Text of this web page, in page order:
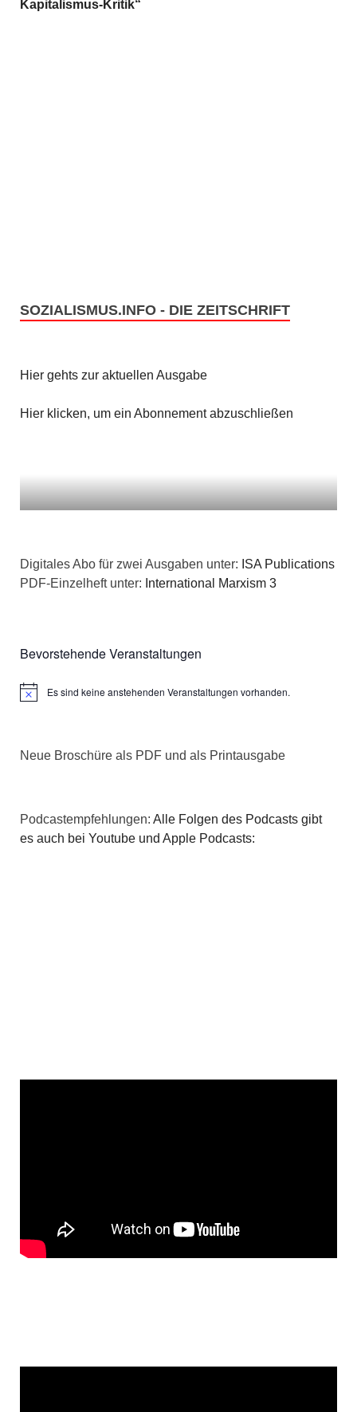
Kapitalismus-Kritik“
SOZIALISMUS.INFO - DIE ZEITSCHRIFT
Hier gehts zur aktuellen Ausgabe
Hier klicken, um ein Abonnement abzuschließen
Digitales Abo für zwei Ausgaben unter: ISA Publications
PDF-Einzelheft unter: International Marxism 3
Bevorstehende Veranstaltungen
HinweisEs sind keine anstehenden Veranstaltungen vorhanden.
Neue Broschüre als PDF und als Printausgabe
Podcastempfehlungen: Alle Folgen des Podcasts gibt
es auch bei Youtube und Apple Podcasts: